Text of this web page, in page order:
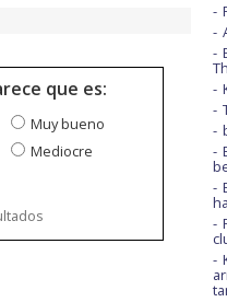
que es:
Muy bueno
Mediocre